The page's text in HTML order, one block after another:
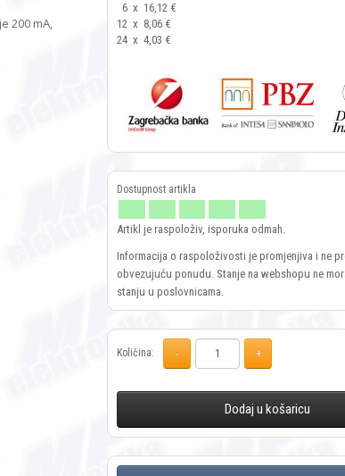
200 mA,
6 x 16,12 €
12 x 8,06 €
24 x 4,03 €
Artikl je raspoloživ, isporuka odmah.
Informacija o raspoloživosti je promjenjiva i ne
obvezujuću ponudu. Stanje na webshopu ne
stanju u poslovnicama.
Količina:
Dodaj u košaricu